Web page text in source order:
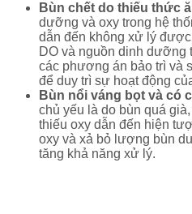
Bùn chết do thiếu thức
dưỡng và oxy trong hệ
dẫn đến không xử lý
DO và nguồn dinh
các phương án bảo trì và
để duy trì sự hoạt động
Bùn nổi váng bọt và có
chủ yếu là do bùn quá
thiếu oxy dẫn đến hiện
oxy và xả bỏ lượng bùn
tăng khả năng xử lý.